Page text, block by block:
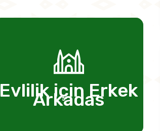
Evlilik için Erkek
Arkadas